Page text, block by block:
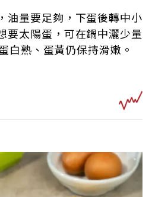
油量要足夠，下蛋後轉中小
要太陽蛋，可在鍋中灑少量
白熟、蛋黃仍保持滑嫩。